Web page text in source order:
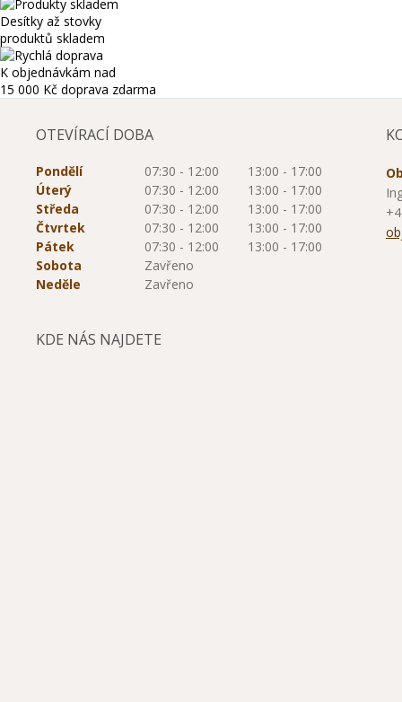
Desítky až stovky
produktů skladem
K objednávkám nad
15 000 Kč doprava zdarma
OTEVÍRACÍ DOBA
Pondělí 07:30 - 12:00
13:00 - 17:00
Úterý
07:30 - 12:00
13:00 - 17:00
Středa
07:30 - 12:00
13:00 - 17:00
Čtvrtek
07:30 - 12:00
13:00 - 17:00
Pátek
07:30 - 12:00
13:00 - 17:00
Sobota
Zavřeno
Neděle
Zavřeno
KDE NÁS NAJDETE